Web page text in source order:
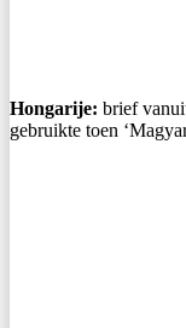
Hongarije: brief
gebruikte toen